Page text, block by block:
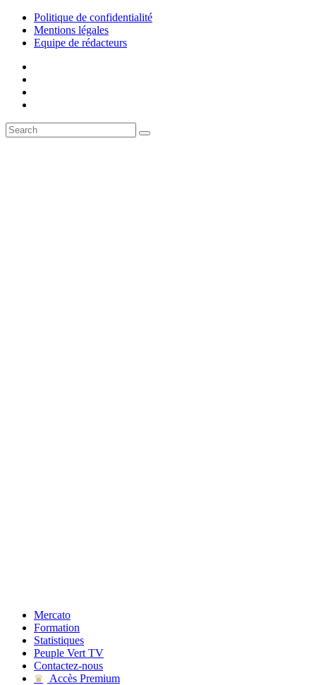
Politique de confidentialité
Mentions légales
Equipe de rédacteurs
Mercato
Formation
Statistiques
Peuple Vert TV
Contactez-nous
♛
Accès Premium